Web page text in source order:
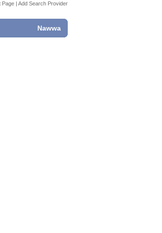
Page | Add Search Provider
Nawwa